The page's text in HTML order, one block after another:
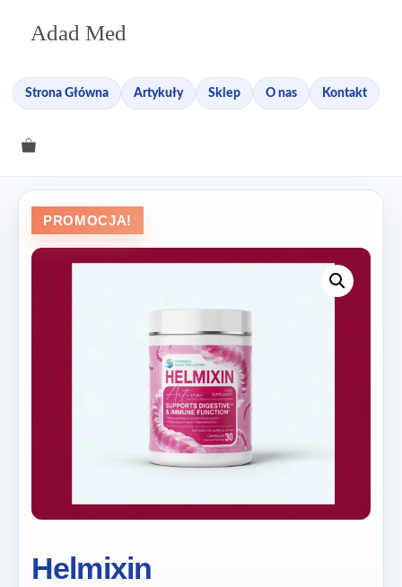
Adad Med
Strona Główna Artykuły Sklep O nas Kontakt
PROMOCJA!
Helmixin